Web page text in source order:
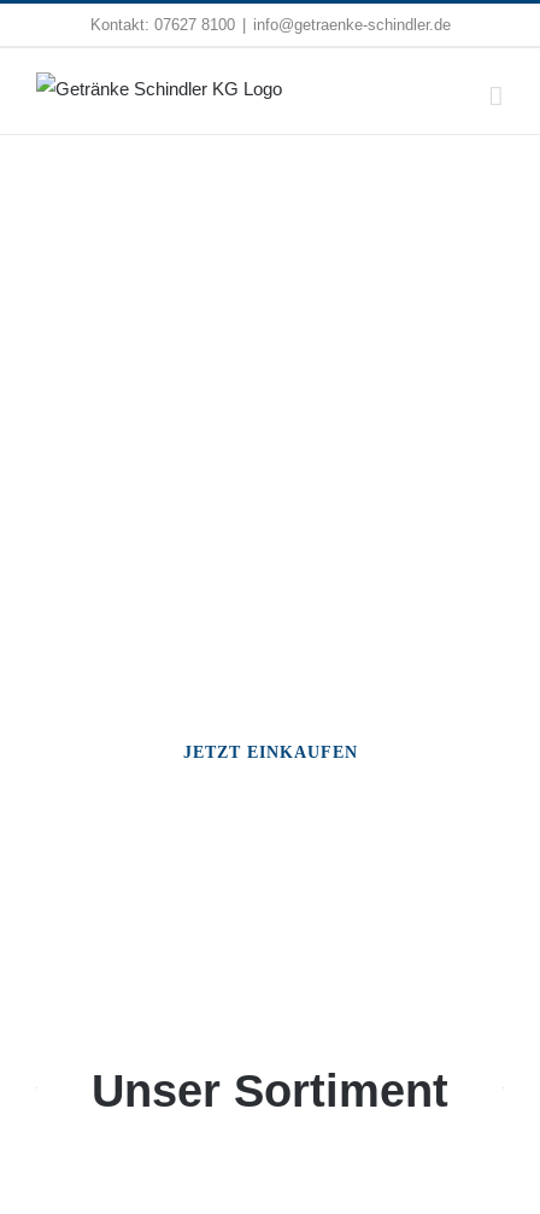
springen
Kontakt: 07627 8100 info@getraenke-schindler.de
JETZT EINKAUFEN
Unser Sortiment